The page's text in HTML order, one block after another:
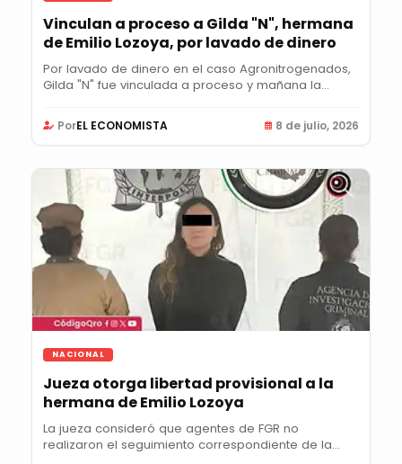
Vinculan a proceso a Gilda "N", hermana
de Emilio Lozoya, por lavado de dinero
Por lavado de dinero en el caso Agronitrogenados,
Gilda "N" fue vinculada a proceso y mañana la...
PorEL ECONOMISTA 8 de julio, 2026
NACIONAL
Jueza otorga libertad provisional a la
hermana de Emilio Lozoya
La jueza consideró que agentes de FGR no
realizaron el seguimiento correspondiente de la